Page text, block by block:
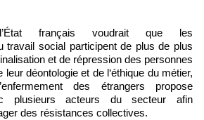
français voudrait que les
travail social participent de plus de plus
et de répression des personnes
déontologie et de l‘éthique du métier,
des étrangers propose
plusieurs acteurs du secteur afin
des résistances collectives.